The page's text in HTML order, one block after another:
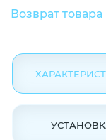
Возврат товара